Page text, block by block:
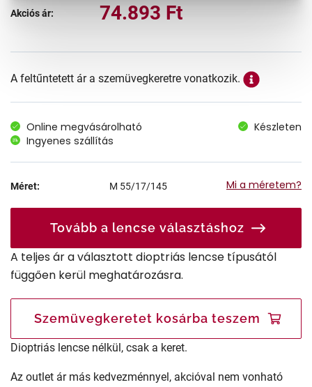
Akciós ár: 74.893 Ft
A feltűntetett ár a szemüvegkeretre vonatkozik.
Online megvásárolható
Készleten
Ingyenes szállítás
Méret: M 55/17/145 Mi a méretem?
Tovább a lencse választáshoz
A teljes ár a választott dioptriás lencse típusától
függően kerül meghatározásra.
Szemüvegkeretet kosárba teszem
Dioptriás lencse nélkül, csak a keret.
Az outlet ár más kedvezménnyel, akcióval nem vonható